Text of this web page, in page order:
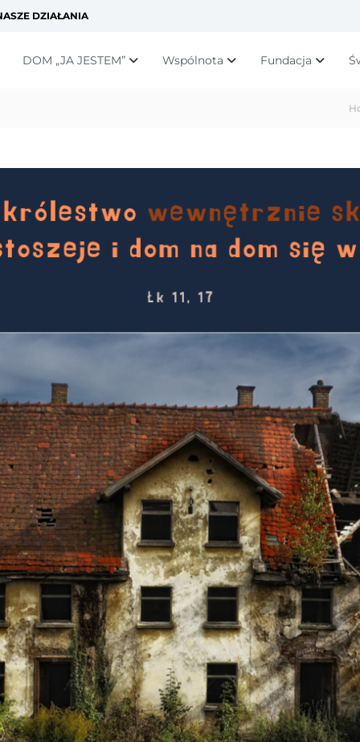
DZIAŁANIA
DOM „JA JESTEM” Wspólnota Fundacja